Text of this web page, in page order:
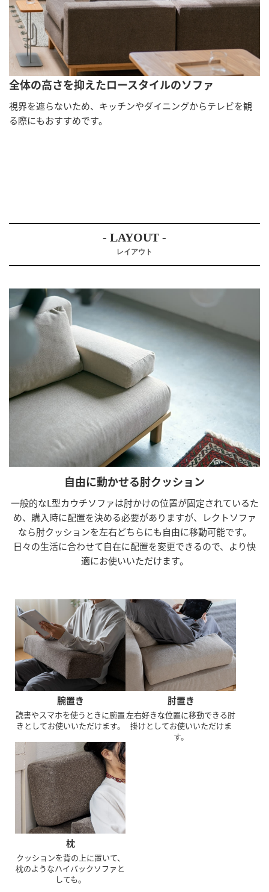
全体の高さを抑えたロースタイルのソファ
視界を遮らないため、キッチンやダイニングからテレビを観
る際にもおすすめです。
- LAYOUT -
レイアウト
自由に動かせる肘クッション
一般的なL型カウチソファは肘かけの位置が固定されているた
め、購入時に配置を決める必要がありますが、レクトソファ
なら肘クッションを左右どちらにも自由に移動可能です。
日々の生活に合わせて自在に配置を変更できるので、より快
適にお使いいただけます。
腕置き
読書やスマホを使うときに腕置
きとしてお使いいただけます。
肘置き
左右好きな位置に移動できる肘
掛けとしてお使いいただけま
す。
枕
クッションを背の上に置いて、
枕のようなハイバックソファと
しても。